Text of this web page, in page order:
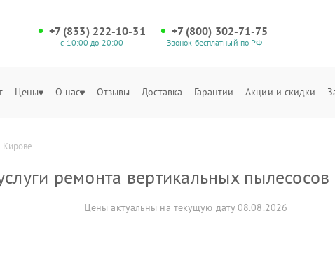
+7 (833) 222-10-31
с 10:00 до 20:00
+7 (800) 302-71-75
Звонок бесплатный по РФ
Цены О нас Отзывы Доставка Гарантии Акции и скидки
Кирове
ремонта вертикальных пылесосов
Цены актуальны на текущую дату 08.08.2026